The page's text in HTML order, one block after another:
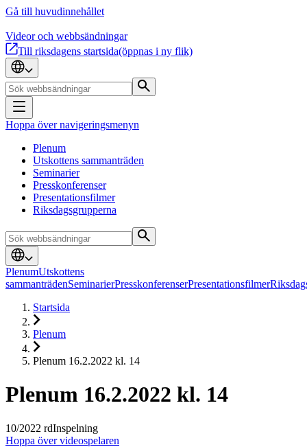
Gå till huvudinnehållet
Videor och webbsändningar
Till riksdagens startsida(öppnas i ny flik)
Hoppa över navigeringsmenyn
Plenum
Utskottens sammanträden
Seminarier
Presskonferenser
Presentationsfilmer
Riksdagsgrupperna
PlenumUtskottens
sammanträdenSeminarierPresskonferenserPresentationsfilmer
Startsida
Plenum
Plenum 16.2.2022 kl. 14
Plenum 16.2.2022 kl. 14
10/2022 rdInspelning
Hoppa över videospelaren